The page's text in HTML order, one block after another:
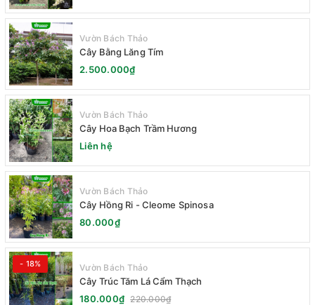
Vườn Bách Thảo
Cây Bằng Lăng Tím
2.500.000₫
Vườn Bách Thảo
Cây Hoa Bạch Trầm Hương
Liên hệ
Vườn Bách Thảo
Cây Hồng Ri - Cleome Spinosa
80.000₫
- 18% Vườn Bách Thảo
Cây Trúc Tăm Lá Cẩm Thạch
180.000₫ 220.000₫